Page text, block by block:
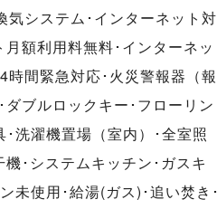
システム･インターネット対
額利用料無料･インターネッ
時間緊急対応･火災警報器（報
ブルロックキー･フローリン
洗濯機置場（室内）･全室照
･システムキッチン･ガスキ
未使用･給湯(ガス)･追い焚き･